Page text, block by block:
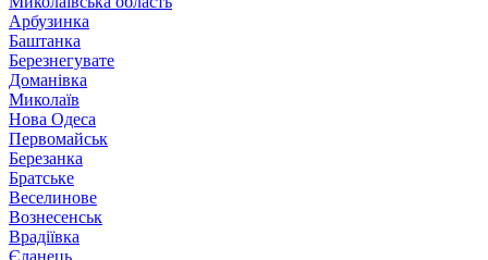
Арбузинка
Баштанка
Березнегувате
Доманівка
Миколаїв
Нова Одеса
Первомайськ
Березанка
Братське
Веселинове
Вознесенськ
Врадіївка
Єланець